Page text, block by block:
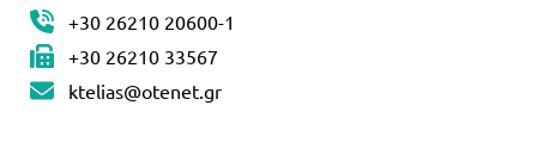
+30 26210 20600-1
+30 26210 33567
ktelias@otenet.gr